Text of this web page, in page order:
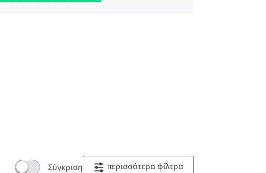
Σύγκριση περισσότερα φίλτρα